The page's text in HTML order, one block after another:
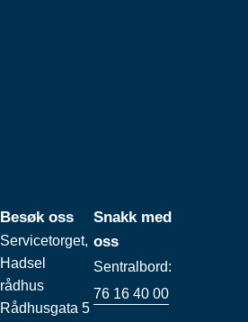
Besøk oss
Servicetorget,
Hadsel
rådhus
Rådhusgata 5
Snakk med
oss
Sentralbord:
76 16 40 00